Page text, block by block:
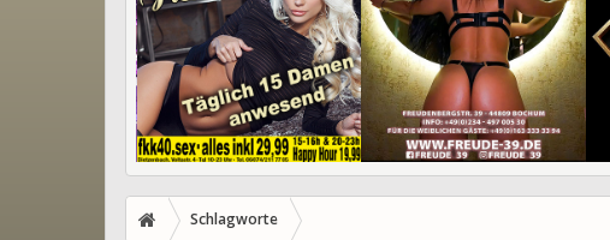
Schlagworte